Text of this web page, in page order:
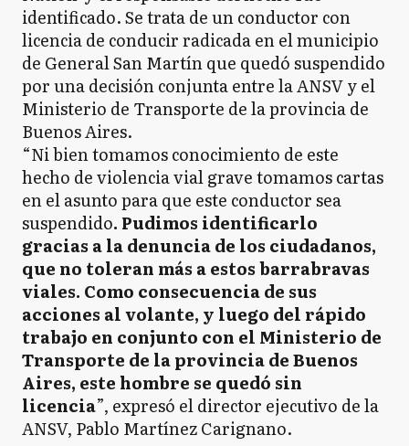
identificado. Se trata de un conductor con
licencia de conducir radicada en el municipio
de General San Martín que quedó suspendido
por una decisión conjunta entre la ANSV y el
Ministerio de Transporte de la provincia de
Buenos Aires.
“Ni bien tomamos conocimiento de este
hecho de violencia vial grave tomamos cartas
en el asunto para que este conductor sea
suspendido. Pudimos identificarlo
gracias a la denuncia de los ciudadanos,
que no toleran más a estos barrabravas
viales. Como consecuencia de sus
acciones al volante, y luego del rápido
trabajo en conjunto con el Ministerio de
Transporte de la provincia de Buenos
Aires, este hombre se quedó sin
licencia”, expresó el director ejecutivo de la
ANSV, Pablo Martínez Carignano.